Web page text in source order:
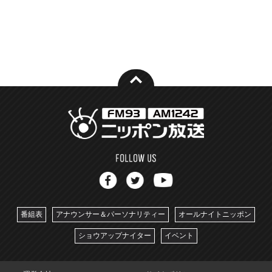
番組表 アナウンサー＆パーソナリティー オールナイトニッポン
ショウアップナイター イベント